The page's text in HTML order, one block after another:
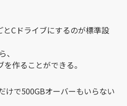
Cドライブにするのが標準設
作ることができる。
けで500GBオーバーもいらない